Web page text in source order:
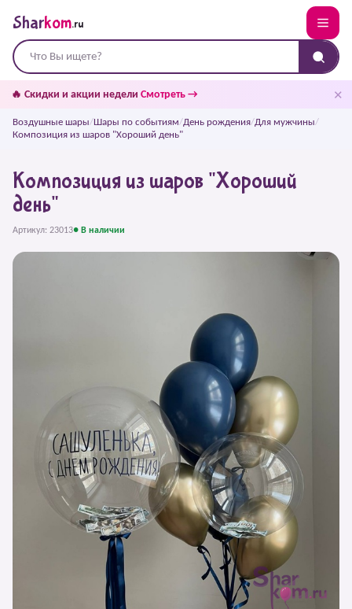
Sharkom.ru
🔥 Скидки и акции недели Смотреть → ✕
Воздушные шары/Шары по событиям/День рождения/Для мужчины/
Композиция из шаров "Хороший день"
Композиция из шаров "Хороший
день"
Артикул: 23013● В наличии